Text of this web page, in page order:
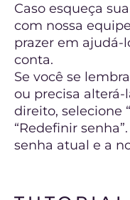
Caso esqueça
com nossa
prazer em ajudá-
conta.
Se você se
ou precisa alterá-
direito, selecione
“Redefinir
senha atual e a